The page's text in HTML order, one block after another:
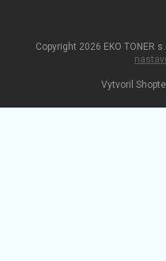
Vytvoril
Copyright 2026 EKO TONER